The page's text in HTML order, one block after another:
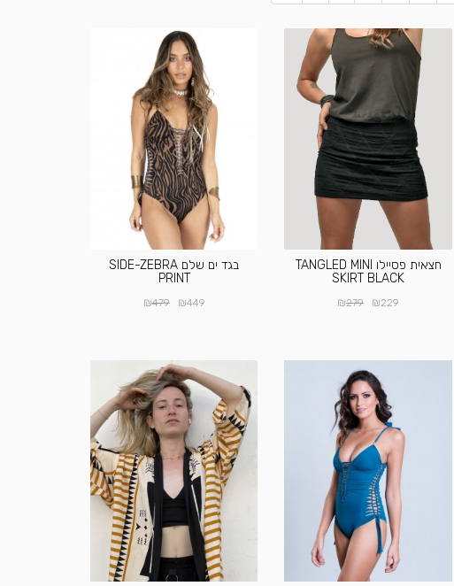
חצאית פסיילו TANGLED MINI
SKIRT BLACK
₪229
₪279
בגד ים שלם SIDE-ZEBRA
PRINT
₪449
₪479